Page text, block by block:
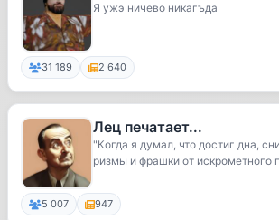
Я ужэ ничево никагъда
31 189 2 640
Лец печатает...
"Когда я думал, что достиг дна,
ризмы и фрашки от искрометного
5 007 947